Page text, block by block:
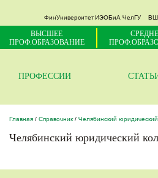
ФинУниверситет ИЭОБиА ЧелГУ
ВЫСШЕЕ
ПРОФ.ОБРАЗОВАНИЕ
ПРОФЕССИИ
Главная / Справочник/ Челябинский
Челябинский юридический